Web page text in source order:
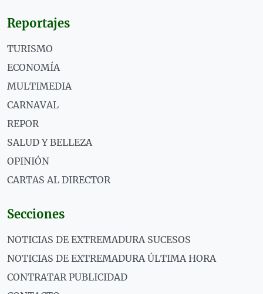
Reportajes
TURISMO
ECONOMÍA
MULTIMEDIA
CARNAVAL
REPOR
SALUD Y BELLEZA
OPINIÓN
CARTAS AL DIRECTOR
Secciones
NOTICIAS DE EXTREMADURA SUCESOS
NOTICIAS DE EXTREMADURA ÚLTIMA HORA
CONTRATAR PUBLICIDAD